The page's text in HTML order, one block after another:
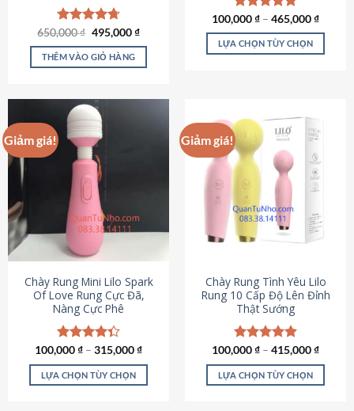
Được xếp
hạng4.72
5 sao
650,000₫ Giá
là:
650,000 ₫.
495,000₫Giá
tại
495,000 ₫.
THÊM VÀO GIỎ HÀNG
Được xếp
hạng4.80
5 sao
100,000₫ – 465,000₫
LỰA CHỌN TÙY CHỌN
nhiều
biến
thể.
Các
chọn
thể
chọn
trên
trang
sản
phẩm
Giảm giá!
Chày Rung Mini Lilo Spark
Of Love Rung Cực Đã,
Nàng Cực Phê
Được xếp
hạng4.33
5 sao
100,000₫ – 315,000₫
LỰA CHỌN TÙY CHỌN
Giảm giá!
Chày Rung Tình Yêu Lilo
Rung 10 Cấp Độ Lên Đỉnh
Thật Sướng
Được xếp
hạng4.94
5 sao
100,000₫ – 415,000₫
LỰA CHỌN TÙY CHỌN